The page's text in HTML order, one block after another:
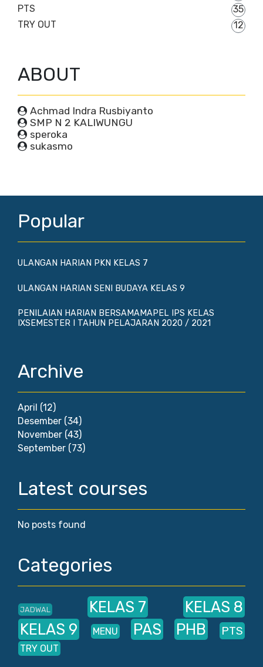
PTS
35
TRY OUT
12
ABOUT
Achmad Indra Rusbiyanto
SMP N 2 KALIWUNGU
speroka
sukasmo
Popular
ULANGAN HARIAN PKN KELAS 7
ULANGAN HARIAN SENI BUDAYA KELAS 9
PENILAIAN HARIAN BERSAMAMAPEL IPS KELAS
IXSEMESTER I TAHUN PELAJARAN 2020 / 2021
Archive
April (12)
Desember (34)
November (43)
September (73)
Latest courses
No posts found
Categories
JADWAL KELAS 7
KELAS 8
KELAS 9
MENU PAS PHB PTS
TRY OUT